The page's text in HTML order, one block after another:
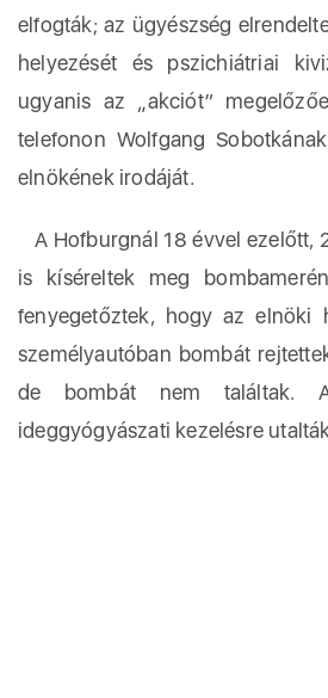
elfogták; az ügyészség
helyezését és pszichiátriai
ugyanis az „akciót”
telefonon Wolfgang
elnökének irodáját.
A Hofburgnál 18 évvel ezelőtt,
is kíséreltek meg
fenyegetőztek, hogy az elnöki
személyautóban bombát
de bombát nem találtak.
ideggyógyászati kezelésre